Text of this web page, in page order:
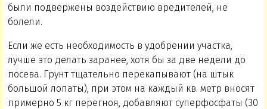
были подвержены воздействию вредителей, не
болели.
Если же есть необходимость в удобрении участка,
лучше это делать заранее, хотя бы за две недели до
посева. Грунт тщательно перекапывают (на штык
большой лопаты), при этом на каждый кв. метр вносят
примерно 5 кг перегноя, добавляют суперфосфаты (30